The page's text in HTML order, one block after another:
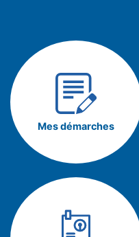
Mes démarches